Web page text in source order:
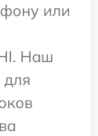
или
Наш